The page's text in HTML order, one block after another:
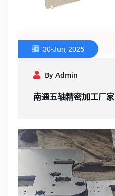
30-Jun, 2025
By Admin
南通五轴精密加工厂家